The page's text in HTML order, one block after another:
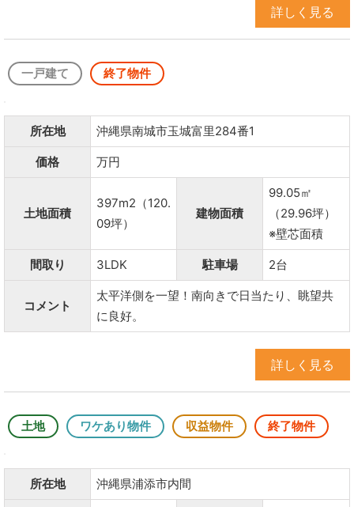
詳しく見る
一戸建て 終了物件
所在地 沖縄県南城市玉城富里284番1
価格 万円
土地面積
397m2（120.
09坪）
建物面積
99.05㎡
（29.96坪）
※壁芯面積
間取り 3LDK 駐車場 2台
コメント
太平洋側を一望！南向きで日当たり、眺望共
に良好。
詳しく見る
土地 ワケあり物件 収益物件 終了物件
所在地 沖縄県浦添市内間